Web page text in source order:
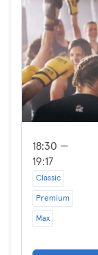
18:30 —
19:17
Classic
Premium
Max